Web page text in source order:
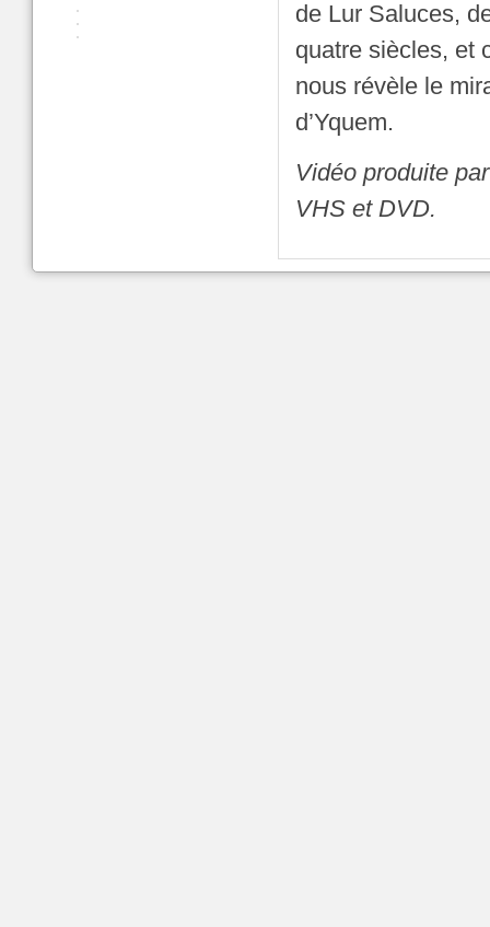
de Lur Saluces,
quatre siècles, et
nous révèle le
d’Yquem.
Vidéo produite
VHS et DVD.